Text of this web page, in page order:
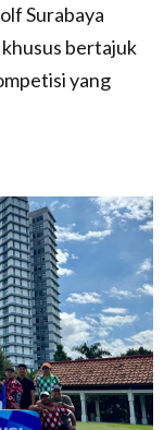
Surabaya
bertajuk
yang